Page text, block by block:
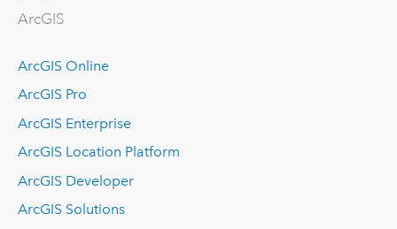
ArcGIS
ArcGIS Online
ArcGIS Pro
ArcGIS Enterprise
ArcGIS Location Platform
ArcGIS Developer
ArcGIS Solutions